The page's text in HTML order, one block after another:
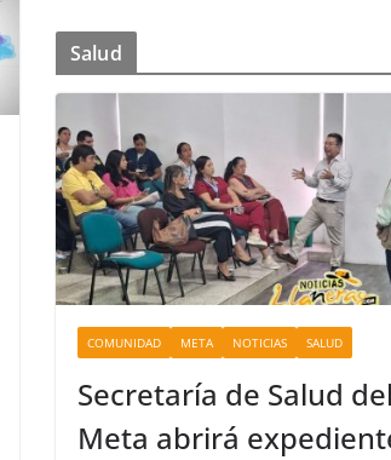
Salud
COMUNIDAD META NOTICIAS SALUD
Secretaría de Salud del
Meta abrirá